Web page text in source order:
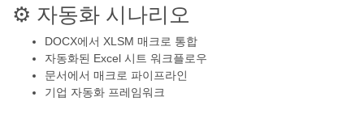
⚙️ 자동화 시나리오
DOCX에서 XLSM 매크로 통합
자동화된 Excel 시트 워크플로우
문서에서 매크로 파이프라인
기업 자동화 프레임워크